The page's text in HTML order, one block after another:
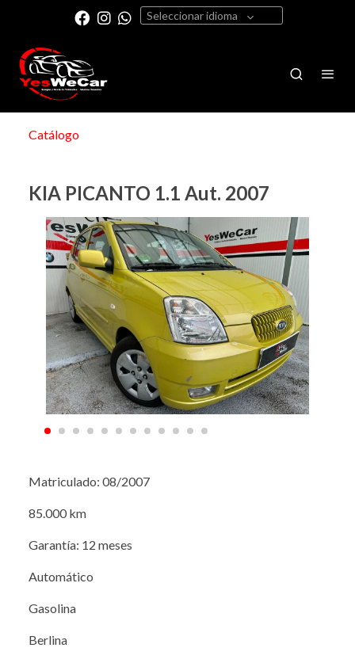
Seleccionar idioma
Catálogo
KIA PICANTO 1.1 Aut. 2007
Matriculado: 08/2007
85.000 km
Garantía: 12 meses
Automático
Gasolina
Berlina